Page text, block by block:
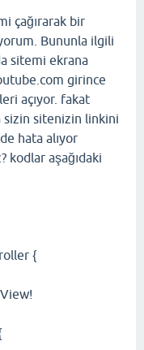
çağırarak bir
Bununla ilgili
sitemi ekrana
girince
açıyor. fakat
sitenizin linkini
hata alıyor
kodlar aşağıdaki
{